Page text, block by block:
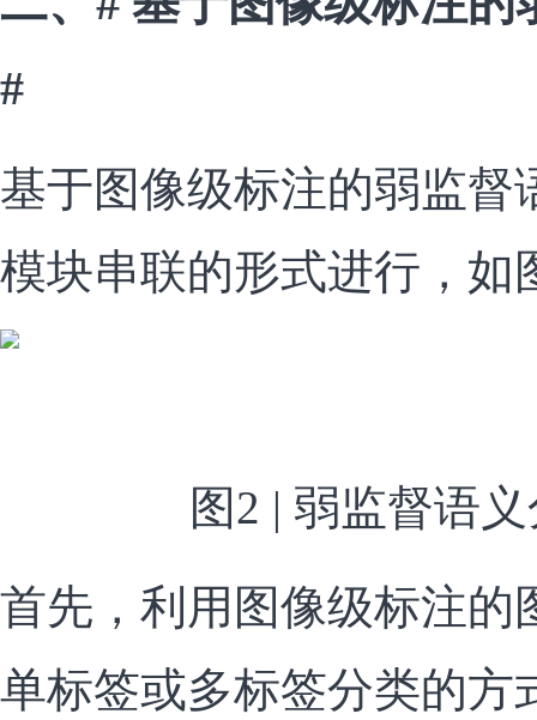
#
基于图像级标注的弱监督
模块串联的形式进行，如
图2 | 弱监督语
首先，利用图像级标注的
单标签或多标签分类的方